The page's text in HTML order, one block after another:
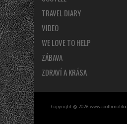
TRAVEL DIARY
VIDEO
WE LOVE TO HELP
ZÁBAVA
ZDRAVÍ A KRÁSA
Copyright © 2026